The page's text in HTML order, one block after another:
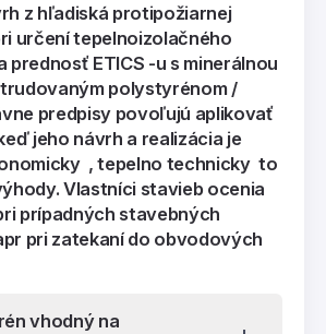
z hľadiská protipožiarnej
určení tepelnoizolačného
prednosť ETICS -u s minerálnou
polystyrénom /
predpisy povoľujú aplikovať
jeho návrh a realizácia je
,tepelno technicky to
Vlastníci stavieb ocenia
prípadných stavebných
pri zatekaní do obvodových
vhodný na